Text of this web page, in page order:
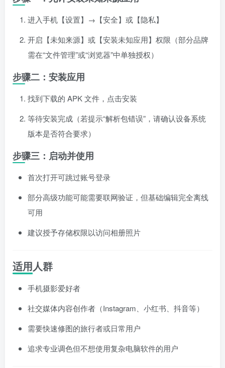
进入手机【设置】→【安全】或【隐私】
开启【未知来源】或【安装未知应用】权限（部分品牌
需在“文件管理”或“浏览器”中单独授权）
步骤二：安装应用
找到下载的 APK 文件，点击安装
等待安装完成（若提示“解析包错误”，请确认设备系统
版本是否符合要求）
步骤三：启动并使用
首次打开可跳过账号登录
部分高级功能可能需要联网验证，但基础编辑完全离线
可用
建议授予存储权限以访问相册照片
适用人群
手机摄影爱好者
社交媒体内容创作者（Instagram、小红书、抖音等）
需要快速修图的旅行者或日常用户
追求专业调色但不想使用复杂电脑软件的用户